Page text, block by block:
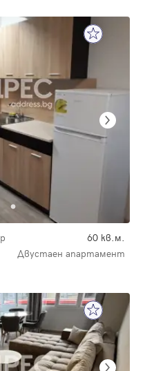
60 кв.м.
Двустаен апартамент